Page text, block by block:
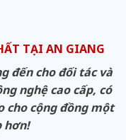
TẠI AN GIANG
đến cho đối tác và
nghệ cao cấp, có
cho cộng đồng một
hơn!